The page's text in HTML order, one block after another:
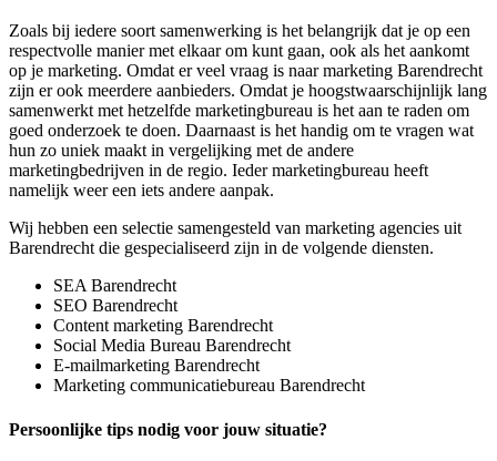
Zoals bij iedere soort samenwerking is het belangrijk dat je op een
respectvolle manier met elkaar om kunt gaan, ook als het aankomt
op je marketing. Omdat er veel vraag is naar marketing Barendrecht
zijn er ook meerdere aanbieders. Omdat je hoogstwaarschijnlijk lang
samenwerkt met hetzelfde marketingbureau is het aan te raden om
goed onderzoek te doen. Daarnaast is het handig om te vragen wat
hun zo uniek maakt in vergelijking met de andere
marketingbedrijven in de regio. Ieder marketingbureau heeft
namelijk weer een iets andere aanpak.
Wij hebben een selectie samengesteld van marketing agencies uit
Barendrecht die gespecialiseerd zijn in de volgende diensten.
SEA Barendrecht
SEO Barendrecht
Content marketing Barendrecht
Social Media Bureau Barendrecht
E-mailmarketing Barendrecht
Marketing communicatiebureau Barendrecht
Persoonlijke tips nodig voor jouw situatie?